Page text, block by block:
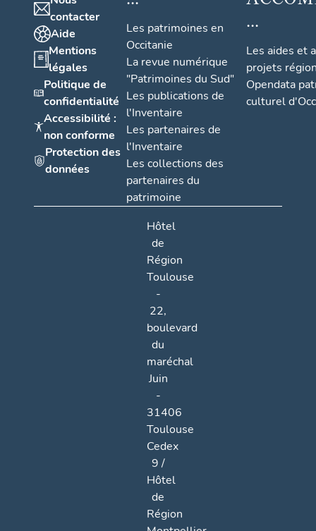
contacter
Aide
Mentions
légales
Politique de
confidentialité
Accessibilité :
non conforme
Protection des
données
Les patrimoines en
Occitanie
La revue numérique
"Patrimoines du Sud"
Les publications de
l'Inventaire
Les partenaires de
l'Inventaire
Les collections des
partenaires du
patrimoine
...
Les aides et
projets
Opendata
culturel
Hôtel
de
Région
Toulouse
-
22,
boulevard
du
maréchal
Juin
-
31406
Toulouse
Cedex
9 /
Hôtel
de
Région